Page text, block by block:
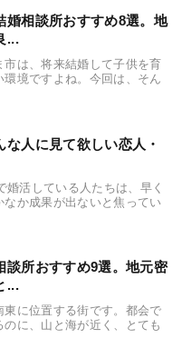
婚相談所おすすめ8選。地
...
は、将来結婚して子供を育
境ですよね。今回は、そん
人に見て欲しい恋人・
婚活している人たちは、早く
か成果が出ないと焦ってい
談所おすすめ9選。地元密
...
に位置する街です。都会で
に、山と海が近く、とても